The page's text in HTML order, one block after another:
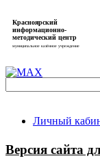
Красноярский
информационно-
методический центр
муниципальное казённое учреждение
Личный
Версия сайта